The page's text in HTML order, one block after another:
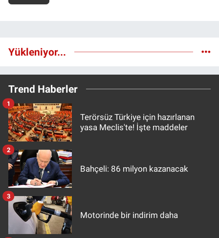
Yükleniyor...
Trend Haberler
Terörsüz Türkiye için hazırlanan
yasa Meclis'te! İşte maddeler
1
Bahçeli: 86 milyon kazanacak
2
Motorinde bir indirim daha
3